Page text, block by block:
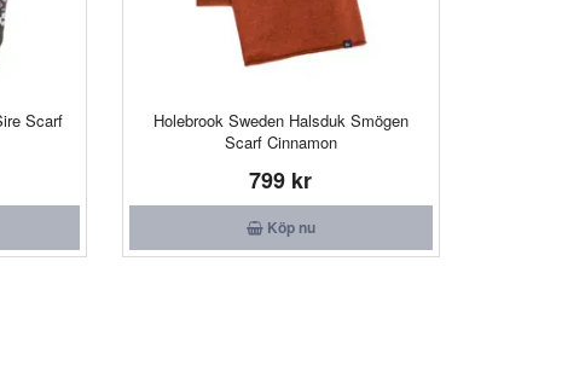
Scarf
Holebrook Sweden Halsduk Smögen
Scarf Cinnamon
799 kr
Köp nu